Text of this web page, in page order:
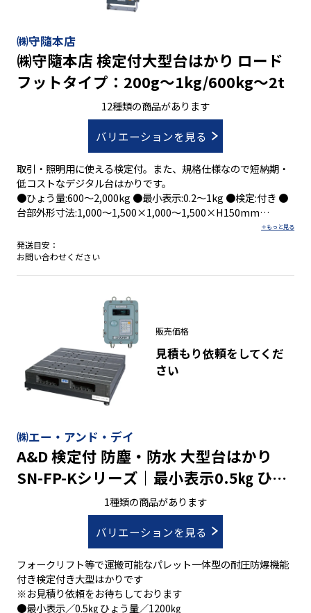
㈱守隨本店
㈱守隨本店 検定付大型台はかり ロード
フットタイプ：200g～1kg/600kg～2t
12種類の商品があります
バリエーションを見る
取引・照明用に使える検定付。また、規格仕様なので短納期・
低コストなデジタル台はかりです。
●ひょう量:600～2,000kg ●最小表示:0.2～1kg ●検定:付き ●
台部外形寸法:1,000～1,500×1,000～1,500×H150mm
●比較機能：５段階選別モード
●比較機能：上/下限モード
●正味/総重量表示切り替え機能
●オプションで、データ通信機能
発送目安：
お問い合わせください
㈱エー・アンド・デイ
A&D 検定付 防塵・防水 大型台はかり
SN-FP-Kシリーズ｜最小表示0.5㎏ ひょ
1種類の商品があります
バリエーションを見る
フォークリフト等で運搬可能なパレット一体型の耐圧防爆機能
付き検定付き大型はかりです
※お見積り依頼をお待ちしております
●最小表示／0.5㎏ ひょう量／1200㎏
販売価格
見積もり依頼をしてくだ
さい